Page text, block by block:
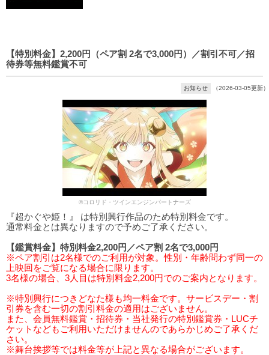
【特別料金】2,200円（ペア割 2名で3,000円）／割引不可／招
待券等無料鑑賞不可
お知らせ （2026-03-05更新）
©コロリド・ツインエンジンパートナーズ
『超かぐや姫！』 は特別興行作品のため特別料金です。
通常料金とは異なりますので予めご了承ください。
【鑑賞料金】特別料金2,200円／ペア割 2名で3,000円
※ペア割引は2名様でのご利用が対象。性別・年齢問わず同一の
上映回をご覧になる場合に限ります。
3名様の場合、3人目は特別料金2,200円でのご案内となります。
※特別興行につきどなた様も均一料金です。サービスデー・割
引券を含む一切の割引料金の適用はございません。
また、会員無料鑑賞・招待券・当社発行の特別鑑賞券・LUCチ
ケットなどもご利用いただけませんのであらかじめご了承くだ
さい。
※舞台挨拶等では料金等が上記と異なる場合がございます。